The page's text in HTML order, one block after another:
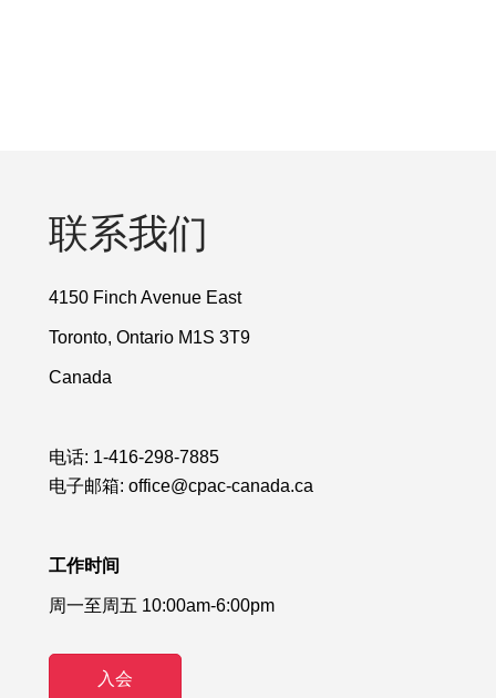
联系我们
4150 Finch Avenue East
Toronto, Ontario M1S 3T9
Canada
电话: 1-416-298-7885
电子邮箱: office@cpac-canada.ca
工作时间
周一至周五 10:00am-6:00pm
入会